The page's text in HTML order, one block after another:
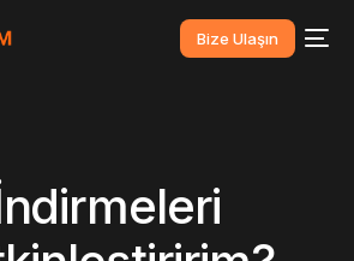
Bize Ulaşın